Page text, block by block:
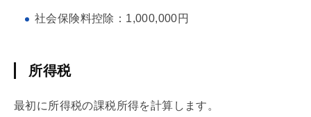
社会保険料控除：1,000,000円
所得税
最初に所得税の課税所得を計算します。